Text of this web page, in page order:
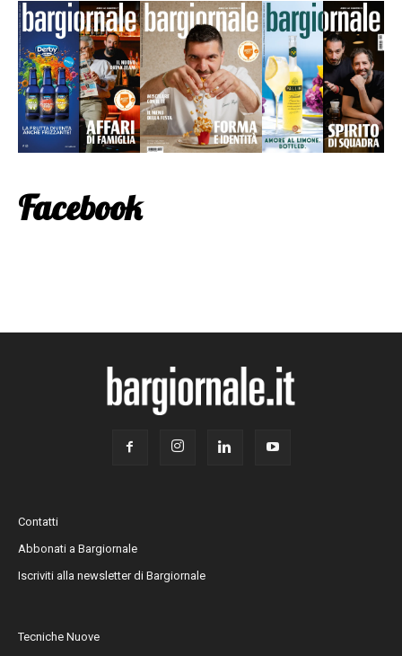
Facebook
Contatti
Abbonati a Bargiornale
Iscriviti alla newsletter di Bargiornale
Tecniche Nuove